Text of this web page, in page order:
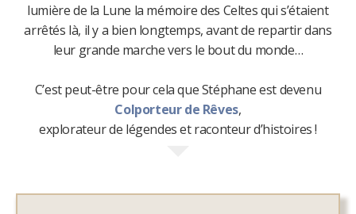
lumière de la Lune la mémoire des Celtes qui s’étaient
arrêtés là, il y a bien longtemps, avant de repartir dans
leur grande marche vers le bout du monde…
C’est peut-être pour cela que Stéphane est devenu
Colporteur de Rêves,
explorateur de légendes et raconteur d’histoires !